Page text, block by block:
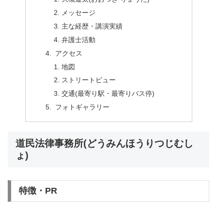
メッセージ
主な経歴・講演実績
弁護士活動
アクセス
地図
ストリートビュー
交通(最寄り駅・最寄りバス停)
フォトギャラリー
道民法律事務所(どうみんほうりつじむし
ょ)
特徴・PR